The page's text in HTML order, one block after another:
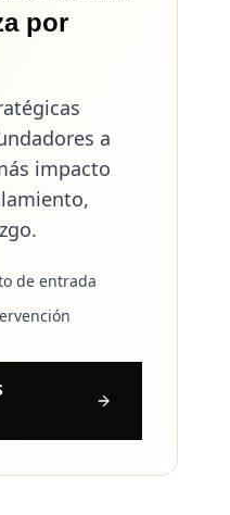
por
a
impacto
de entrada